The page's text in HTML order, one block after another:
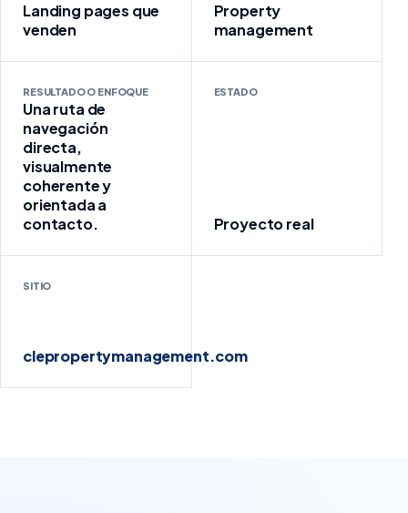
Landing pages que
venden
Property
management
RESULTADO O ENFOQUE
Una ruta de
navegación
directa,
visualmente
coherente y
orientada a
contacto.
ESTADO
Proyecto real
SITIO
clepropertymanagement.com